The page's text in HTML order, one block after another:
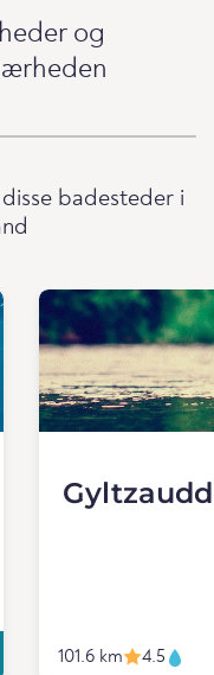
og
badesteder i
101.6 km 4.5